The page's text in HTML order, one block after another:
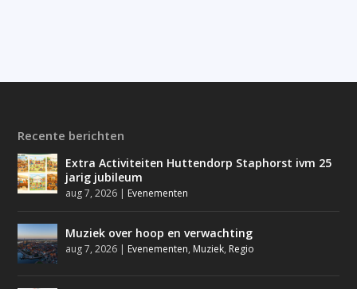
Recente berichten
Extra Activiteiten Huttendorp Staphorst ivm 25
jarig jubileum
aug 7, 2026 | Evenementen
Muziek over hoop en verwachting
aug 7, 2026 | Evenementen, Muziek, Regio